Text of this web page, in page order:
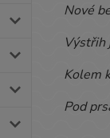
Nové
Výstřih
Kolem
Pod